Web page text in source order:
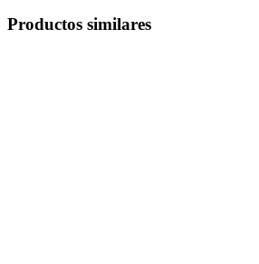
Productos similares